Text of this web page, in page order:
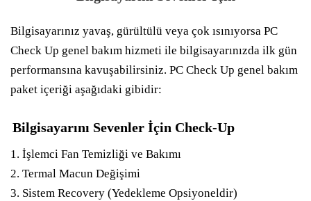
Bilgisayarınız yavaş, gürültülü veya çok ısınıyorsa PC
Check Up genel bakım hizmeti ile bilgisayarınızda ilk gün
performansına kavuşabilirsiniz. PC Check Up genel bakım
paket içeriği aşağıdaki gibidir:
Bilgisayarını Sevenler İçin Check-Up
İşlemci Fan Temizliği ve Bakımı
Termal Macun Değişimi
Sistem Recovery (Yedekleme Opsiyoneldir)